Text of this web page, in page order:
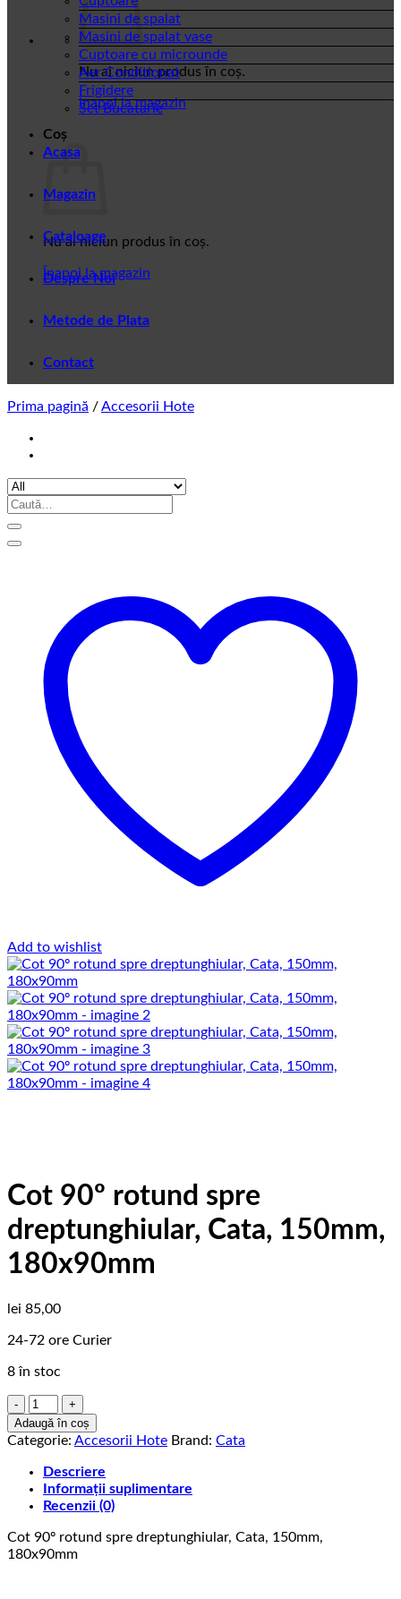
Nu ai niciun produs în coș.
Înapoi la magazin
Coș
Nu ai niciun produs în coș.
Înapoi la magazin
Masini de spalat
Masini de spalat vase
Cuptoare cu microunde
Aer Conditionat
Frigidere
Set Bucatarie
Acasa
Magazin
Cataloage
Despre Noi
Metode de Plata
Contact
Prima pagină /Accesorii Hote
Caută
Add to wishlist
Cot 90º rotund spre
dreptunghiular, Cata, 150mm,
180x90mm
lei 85,00
24-72 ore Curier
8 în stoc
Cantitate
Cot
90º
spre
dreptunghiular,
Cata,
180x90mm
Adaugă în coș
Categorie: Accesorii Hote Brand: Cata
Descriere
Informații suplimentare
Recenzii (0)
Cot 90º rotund spre dreptunghiular, Cata, 150mm,
180x90mm